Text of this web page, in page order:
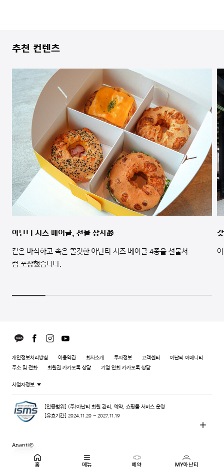
추천 컨텐츠
아난티 치즈 베이글, 선물 상자🎁
겉은 바삭하고 속은 쫄깃한 아난티 치즈 베이글 4종을 선물처
럼 포장했습니다.
개인정보처리방침 이용약관 회사소개 투자정보 고객센터
아난티 어매니티
주소 및 전화
회원권 카카오톡 상담 기업 연회 카카오톡 상담
사업자정보
[인증범위] (주)아난티 회원 관리, 예약, 쇼핑몰 서비스 운영
[유효기간] 2024.11.20 ~ 2027.11.19
Ananti©
홈 메뉴 예약 MY아난티